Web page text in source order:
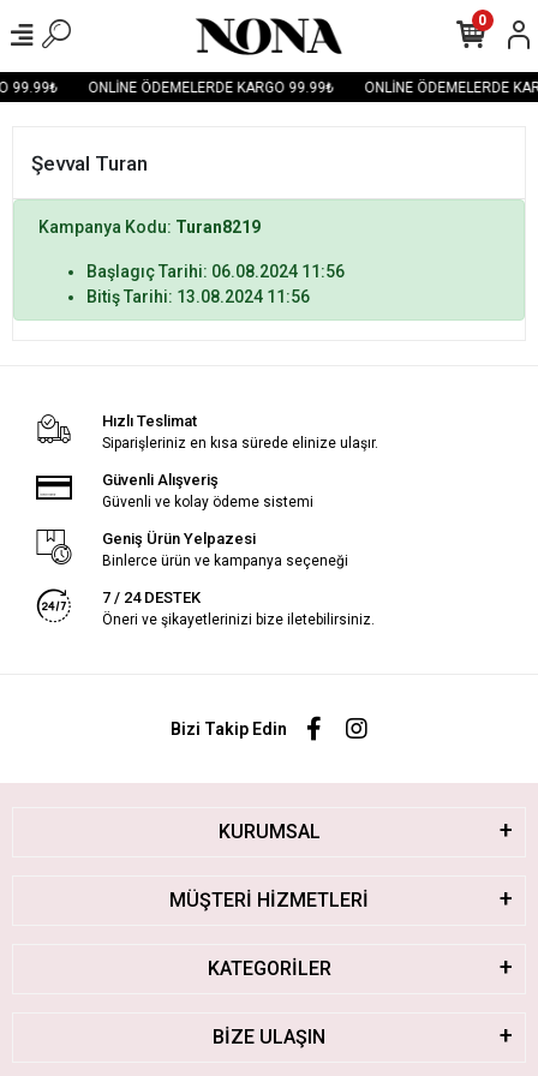
99.99₺ ONLİNE ÖDEMELERDE KARGO 99.99₺ ONLİNE ÖDEMELERDE
0
Şevval Turan
Kampanya Kodu: Turan8219
Başlagıç Tarihi: 06.08.2024 11:56
Bitiş Tarihi: 13.08.2024 11:56
Hızlı Teslimat
Siparişleriniz en kısa sürede elinize ulaşır.
Güvenli Alışveriş
Güvenli ve kolay ödeme sistemi
Geniş Ürün Yelpazesi
Binlerce ürün ve kampanya seçeneği
7 / 24 DESTEK
Öneri ve şikayetlerinizi bize iletebilirsiniz.
Bizi Takip Edin
KURUMSAL
MÜŞTERİ HİZMETLERİ
KATEGORİLER
BİZE ULAŞIN